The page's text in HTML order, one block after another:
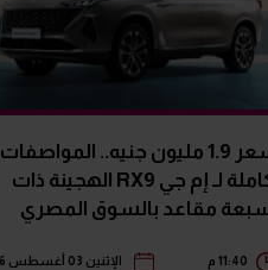
بسعر 1.9 مليون جنيه.. المواصفات
الكاملة لـ إم جي RX9 الهجينة ذات
مقاعد بالسوق المصري
11:40 م الإثنين 03 أغسطس 2026